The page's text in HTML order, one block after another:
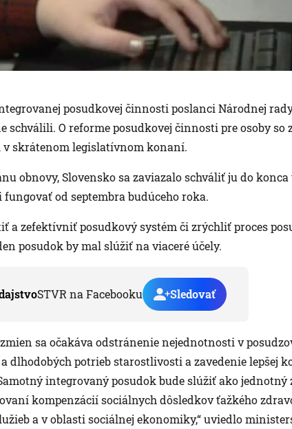
posudkovej činnosti poslanci Národnej rady
schválili. O reforme posudkovej činnosti pre osoby so
skrátenom legislatívnom konaní.
obnovy, Slovensko sa zaviazalo schváliť ju do
od septembra budúceho roka.
a zefektívniť posudkový systém či zrýchliť proces
posudok by mal slúžiť na viaceré účely.
STVR na Facebooku Sledovať
sa očakáva odstránenie nejednotnosti v
dlhodobých potrieb starostlivosti a zavedenie lepšej
integrovaný posudok bude slúžiť ako jednotný
kompenzácií sociálnych dôsledkov ťažkého
a v oblasti sociálnej ekonomiky,“ uviedlo